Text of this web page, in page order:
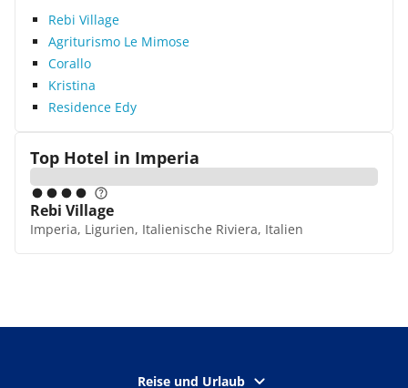
Rebi Village
Agriturismo Le Mimose
Corallo
Kristina
Residence Edy
Top Hotel in Imperia
Rebi Village
Imperia, Ligurien, Italienische Riviera, Italien
Reise und Urlaub